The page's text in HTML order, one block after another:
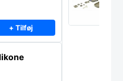
+ Tilføj